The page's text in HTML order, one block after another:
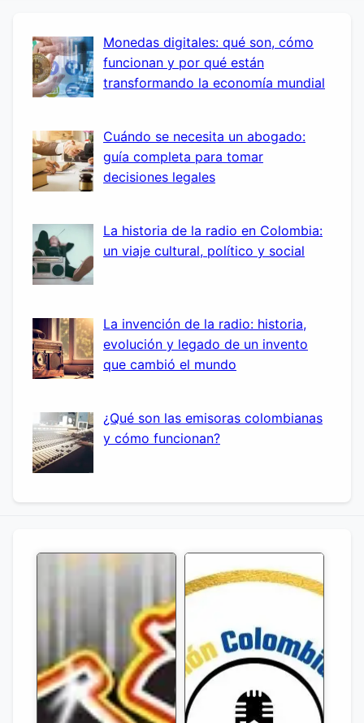
Monedas digitales: qué son, cómo
funcionan y por qué están
transformando la economía mundial
Cuándo se necesita un abogado:
guía completa para tomar
decisiones legales
La historia de la radio en Colombia:
un viaje cultural, político y social
La invención de la radio: historia,
evolución y legado de un invento
que cambió el mundo
¿Qué son las emisoras colombianas
y cómo funcionan?